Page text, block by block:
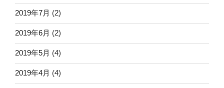
2019年7月 (2)
2019年6月 (2)
2019年5月 (4)
2019年4月 (4)